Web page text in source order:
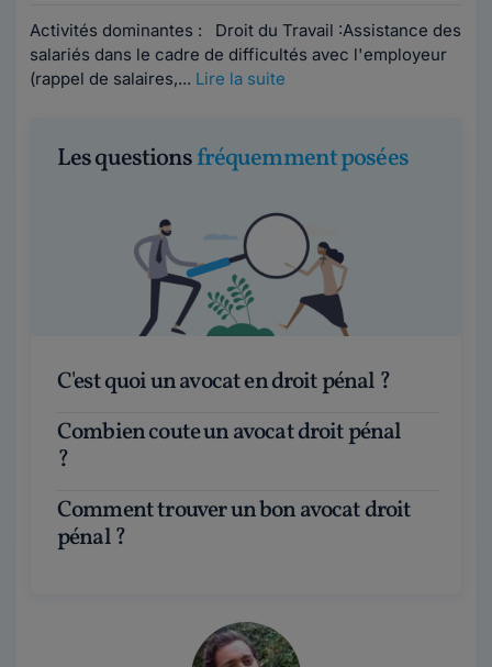
Activités dominantes : Droit du Travail :Assistance des
salariés dans le cadre de difficultés avec l'employeur
(rappel de salaires,... Lire la suite
Les questionsfréquemment posées
C'est quoi un avocat en droit pénal ?
Combien coute un avocat droit pénal
?
Comment trouver un bon avocat droit
pénal ?